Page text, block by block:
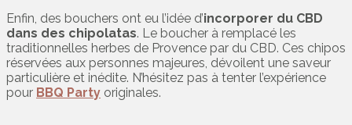
Enfin, des bouchers ont eu l’idée d’incorporer du CBD
dans des chipolatas. Le boucher à remplacé les
traditionnelles herbes de Provence par du CBD. Ces chipos
réservées aux personnes majeures, dévoilent une saveur
particulière et inédite. N’hésitez pas à tenter l’expérience
pour BBQ Party originales.